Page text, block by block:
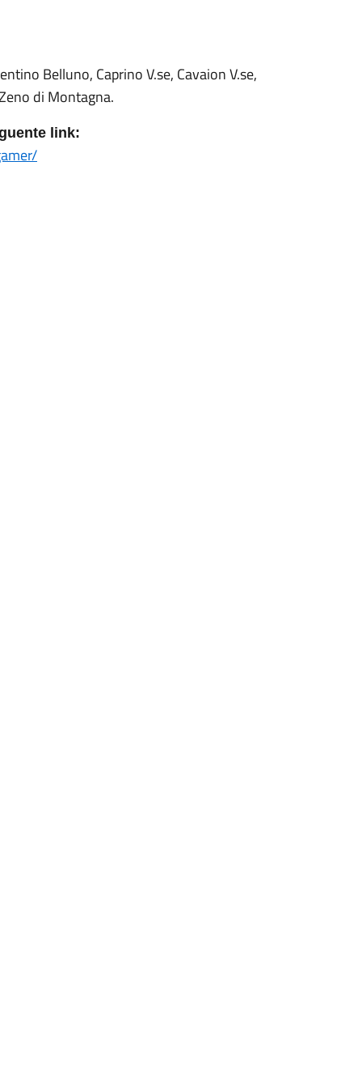
Belluno, Caprino V.se, Cavaion V.se,
di Montagna.
link: